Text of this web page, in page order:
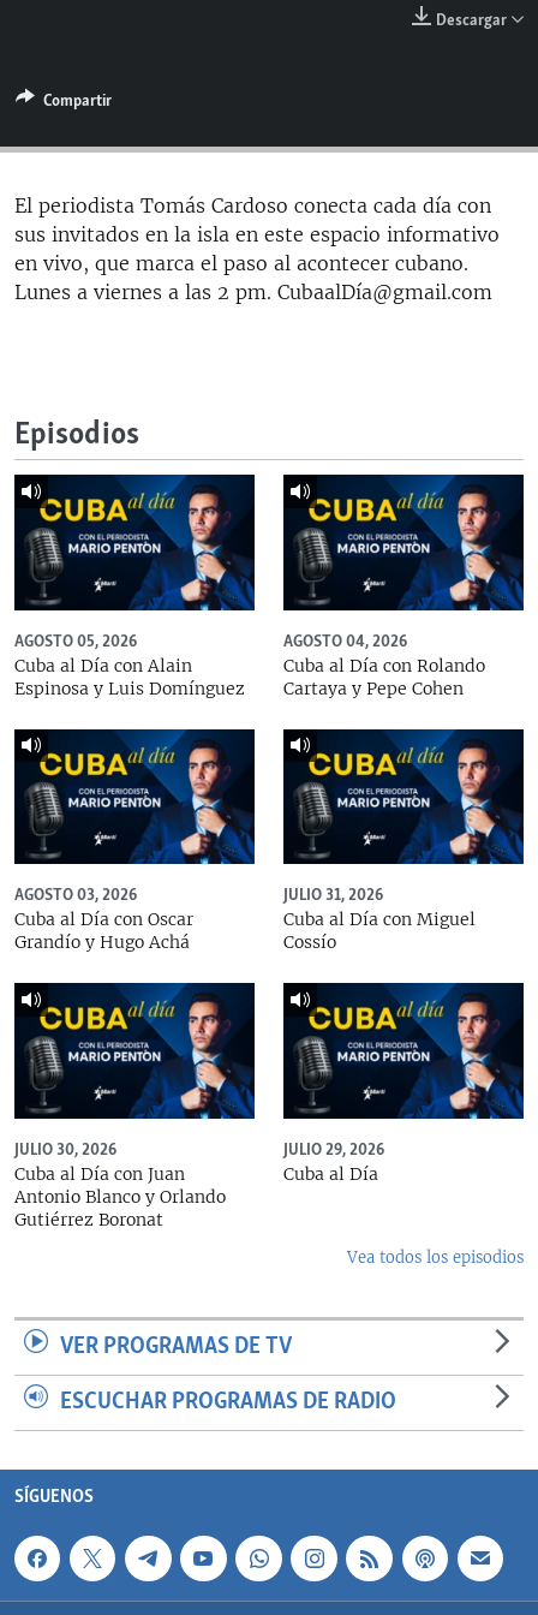
ESPECIALES
LA REALIDAD DE LA VIVIENDA EN CUBA
SER VIEJO EN CUBA
KENTU-CUBANO
LOS SANTOS DE HIALEAH
MULTIMEDIA
EDITORIALES
SÍGUENOS
Descargar
Compartir
El periodista Tomás Cardoso conecta cada día con
sus invitados en la isla en este espacio informativo
en vivo, que marca el paso al acontecer cubano.
Lunes a viernes a las 2 pm. CubaalDía@gmail.com
Episodios
AGOSTO 05, 2026
Cuba al Día con Alain
Espinosa y Luis Domínguez
AGOSTO 04, 2026
Cuba al Día con Rolando
Cartaya y Pepe Cohen
AGOSTO 03, 2026
Cuba al Día con Oscar
Grandío y Hugo Achá
JULIO 31, 2026
Cuba al Día con Miguel
Cossío
JULIO 30, 2026
Cuba al Día con Juan
Antonio Blanco y Orlando
Gutiérrez Boronat
JULIO 29, 2026
Cuba al Día
Vea todos los episodios
VER PROGRAMAS DE TV
ESCUCHAR PROGRAMAS DE RADIO
SÍGUENOS